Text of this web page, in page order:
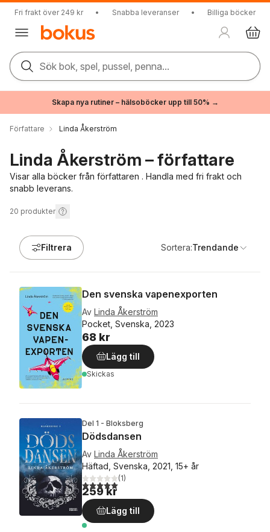
Fri frakt över 249 kr • Snabba leveranser • Billiga böcker
Sök bok, spel, pussel, penna...
Skapa nya rutiner – hälsoböcker upp till 50% →
Författare Linda Åkerström
Linda Åkerström – författare
Visar alla böcker från författaren . Handla med fri frakt och
snabb leverans.
20 produkter
Filtrera Sortera:Trendande
Den svenska vapenexporten
Av Linda Åkerström
Pocket, Svenska, 2023
68 kr
Lägg till
Skickas
Del 1 - Bloksberg
Dödsdansen
Av Linda Åkerström
Häftad, Svenska, 2021, 15+ år
5,0utav 5 stjärnor. Totalt antal röster:
(1)
259 kr
Lägg till